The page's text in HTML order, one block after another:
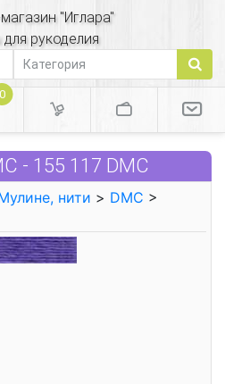
"Иглара"
рукоделия
0
- 155 117 DMC
нити > DMC >